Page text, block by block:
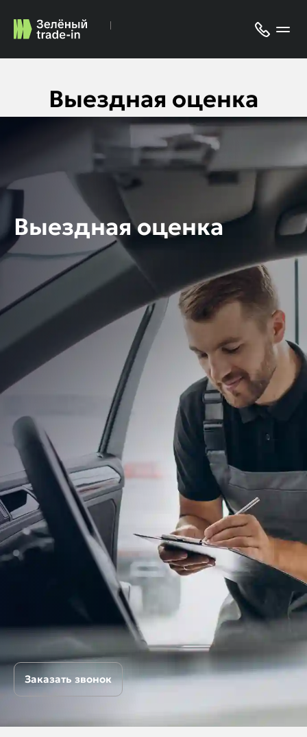
Выездная оценка
автомобиля
Выездная оценка
Заказать звонок